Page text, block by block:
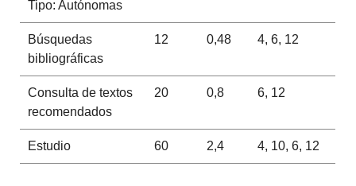
Tipo: Autónomas
Búsquedas
bibliográficas
12 0,48 4, 6, 12
Consulta de textos
recomendados
20 0,8 6, 12
Estudio 60 2,4 4, 10, 6, 12